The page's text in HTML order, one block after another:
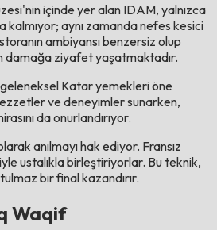
içinde yer alan IDAM, yalnızca
aynı zamanda nefes kesici
ambiyansı benzersiz olup
damağa ziyafet yaşatmaktadır.
Katar yemekleri öne
ve deneyimler sunarken,
da onurlandırıyor.
anılmayı hak ediyor. Fransız
ustalıkla birleştiriyorlar. Bu teknik,
bir final kazandırır.
Waqif